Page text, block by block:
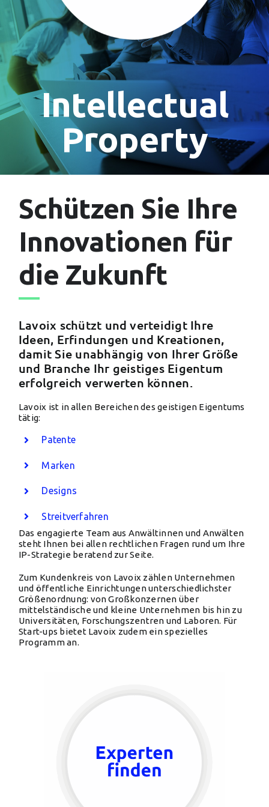
Intellectual
Property
Schützen Sie Ihre
Innovationen für
die Zukunft
Lavoix schützt und verteidigt Ihre
Ideen, Erfindungen und Kreationen,
damit Sie unabhängig von Ihrer Größe
und Branche Ihr geistiges Eigentum
erfolgreich verwerten können.
Lavoix ist in allen Bereichen des geistigen Eigentums
tätig:
Patente
Marken
Designs
Streitverfahren
Das engagierte Team aus Anwältinnen und Anwälten
steht Ihnen bei allen rechtlichen Fragen rund um Ihre
IP-Strategie beratend zur Seite.
Zum Kundenkreis von Lavoix zählen Unternehmen
und öffentliche Einrichtungen unterschiedlichster
Größenordnung: von Großkonzernen über
mittelständische und kleine Unternehmen bis hin zu
Universitäten, Forschungszentren und Laboren. Für
Start-ups bietet Lavoix zudem ein spezielles
Programm an.